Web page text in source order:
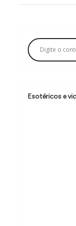
ç
ã
d
Esotéricos e